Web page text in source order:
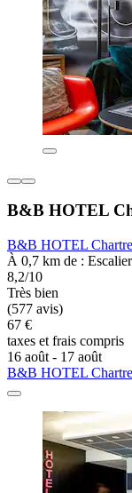
B&B HOTEL
B&B HOTEL
À 0,7 km de :
8,2/10
Très bien
(577 avis)
67 €
taxes et frais compris
16 août - 17 août
B&B HOTEL